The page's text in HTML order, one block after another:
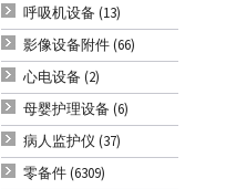
呼吸机设备 (13)
影像设备附件 (66)
心电设备 (2)
母婴护理设备 (6)
病人监护仪 (37)
零备件 (6309)